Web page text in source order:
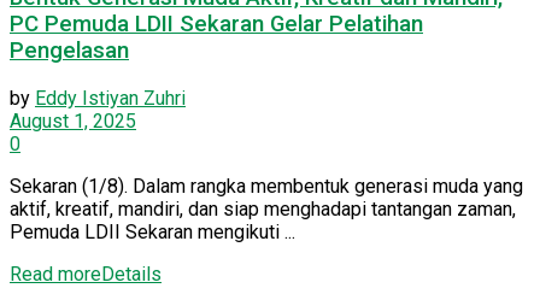
PC Pemuda LDII Sekaran Gelar Pelatihan
Pengelasan
by Eddy Istiyan Zuhri
August 1, 2025
0
Sekaran (1/8). Dalam rangka membentuk generasi muda yang
aktif, kreatif, mandiri, dan siap menghadapi tantangan zaman,
Pemuda LDII Sekaran mengikuti ...
Read moreDetails